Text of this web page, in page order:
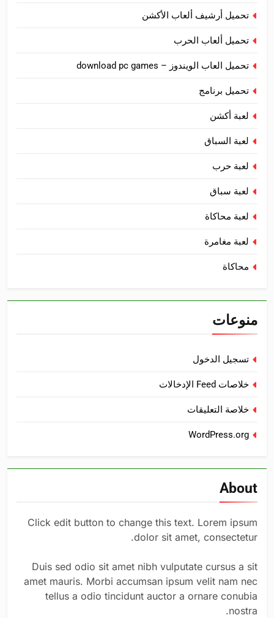
تحميل أرشيف ألعاب الأكشن
تحميل ألعاب الحرب
تحميل العاب الويندوز – download pc games
تحميل برنامج
لعبة أكشن
لعبة السباق
لعبة حرب
لعبة سباق
لعبة محاكاة
لعبة مغامرة
محاكاة
منوعات
تسجيل الدخول
خلاصات Feed الإدخالات
خلاصة التعليقات
WordPress.org
About
Click edit button to change this text. Lorem ipsum
dolor sit amet, consectetur.
Duis sed odio sit amet nibh vulputate cursus a sit
amet mauris. Morbi accumsan ipsum velit nam nec
tellus a odio tincidunt auctor a ornare conubia
nostra.